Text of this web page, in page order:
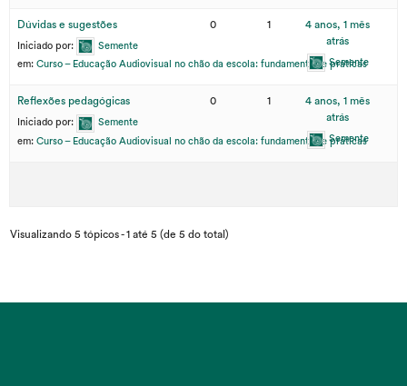
Dúvidas e sugestões
Iniciado por:
Semente
em: Curso – Educação Audiovisual no chão da escola: fundamentos e práticas
0 1
4 anos, 1 mês
atrás
Semente
Reflexões pedagógicas
Iniciado por:
Semente
em: Curso – Educação Audiovisual no chão da escola: fundamentos e práticas
0 1
4 anos, 1 mês
atrás
Semente
Visualizando 5 tópicos - 1 até 5 (de 5 do total)